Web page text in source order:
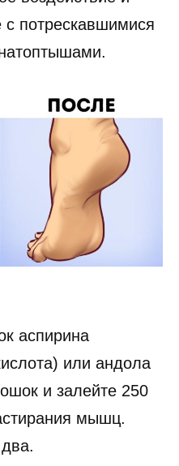
потрескавшимися
аспирина
или aндола
и залейте 250
мышц.